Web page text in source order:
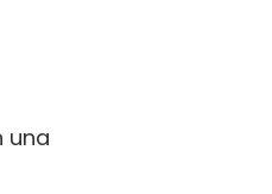
una